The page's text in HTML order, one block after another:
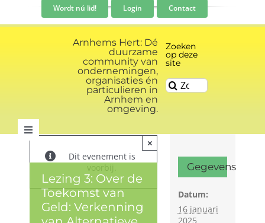
inhoud
Wordt nú lid! Login Contact
Arnhems Hert: Dé
duurzame
community van
ondernemingen,
organisaties én
particulieren in
Arnhem en
omgeving.
Zoeken
op deze
site
Zoeken
naar:
Toggle
Navigation
Community
Nieuws
Dit evenement is
voorbij.
×
Lezing 3: Over de
Toekomst van
Geld: Verkenning
Gegevens
Datum:
16 januari
2025